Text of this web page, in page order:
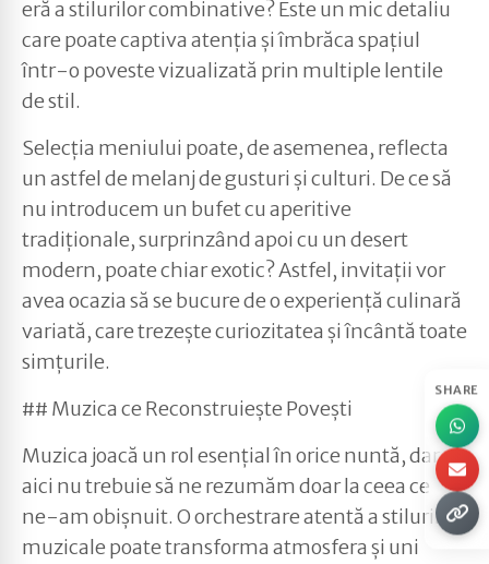
SHARE
eră a stilurilor combinative? Este un mic detaliu
care poate captiva atenția și îmbrăca spațiul
într-o poveste vizualizată prin multiple lentile
de stil.
Selecția meniului poate, de asemenea, reflecta
un astfel de melanj de gusturi și culturi. De ce să
nu introducem un bufet cu aperitive
tradiționale, surprinzând apoi cu un desert
modern, poate chiar exotic? Astfel, invitații vor
avea ocazia să se bucure de o experiență culinară
variată, care trezește curiozitatea și încântă toate
simțurile.
## Muzica ce Reconstruiește Povești
Muzica joacă un rol esențial în orice nuntă, dar
aici nu trebuie să ne rezumăm doar la ceea ce
ne-am obișnuit. O orchestrare atentă a stilurilor
muzicale poate transforma atmosfera și uni